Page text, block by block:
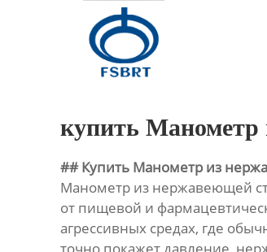
Контакты
купить Манометр
## Купить Манометр из
Манометр из нержавеющей
от пищевой и
агрессивных средах, где